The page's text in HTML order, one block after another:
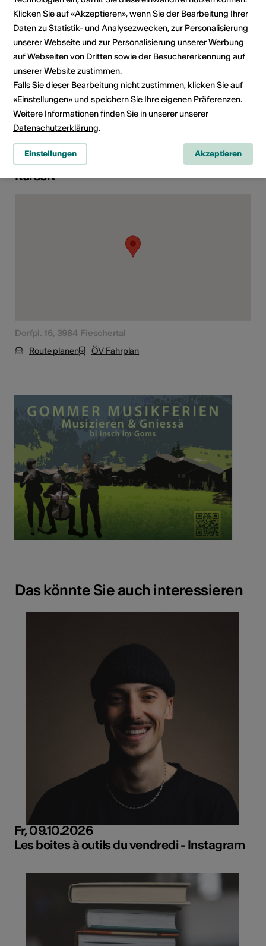
Telefon +41(0)79 736 32 87
E-Mail
Webseite
Kulturbereiche
Art der Weiterbildung
Kurs
Zielpublikum
Kursort
Dorfpl. 16, 3984 Fieschertal
Route planen
ÖV Fahrplan
Das könnte Sie auch interessieren
Fr, 09.10.2026
Les boites à outils du vendredi - Instagram
Klicken Sie auf «Akzeptieren», wenn Sie der Bearbeitung Ihrer
Daten zu Statistik- und Analysezwecken, zur Personalisierung
unserer Webseite und zur Personalisierung unserer Werbung
auf Webseiten von Dritten sowie der Besuchererkennung auf
unserer Website zustimmen.
Falls Sie dieser Bearbeitung nicht zustimmen, klicken Sie auf
«Einstellungen» und speichern Sie Ihre eigenen Präferenzen.
Weitere Informationen finden Sie in unserer unserer
Datenschutzerklärung.
Einstellungen Akzeptieren